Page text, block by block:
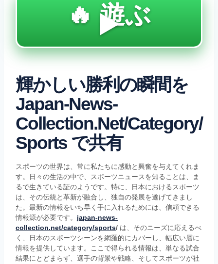
🔥 遊ぶ
▶️
輝かしい勝利の瞬間を
Japan-News-
Collection.net/category/
Sports で共有
スポーツの世界は、常に私たちに感動と興奮を与えてくれま
す。日々の生活の中で、スポーツニュースを知ることは、ま
るで生きている証のようです。特に、日本におけるスポーツ
は、その伝統と革新が融合し、独自の発展を遂げてきまし
た。最新の情報をいち早く手に入れるためには、信頼できる
情報源が必要です。 japan-news-
collection.net/category/sports/ は、そのニーズに応えるべ
く、日本のスポーツシーンを網羅的にカバーし、幅広い層に
情報を提供しています。ここで得られる情報は、単なる試合
結果にとどまらず、選手の背景や戦略、そしてスポーツが社